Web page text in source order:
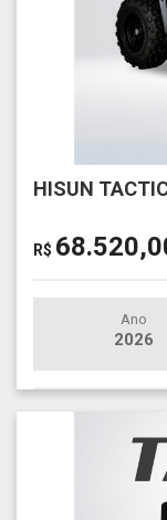
HISUN
R$
Ano
2026